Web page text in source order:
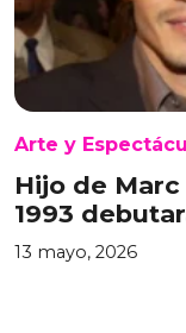
Arte y
Hijo de
1993
13 mayo, 2026